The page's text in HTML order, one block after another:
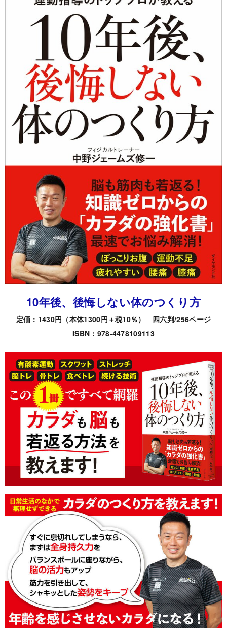
10年後、後悔しない体のつくり方
定価：1430円（本体1300円＋税10％） 四六判/256ページ
ISBN：978-4478109113